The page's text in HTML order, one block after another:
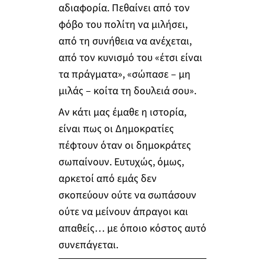
αδιαφορία. Πεθαίνει από τον
φόβο του πολίτη να μιλήσει,
από τη συνήθεια να ανέχεται,
από τον κυνισμό του «έτσι είναι
τα πράγματα», «σώπασε – μη
μιλάς – κοίτα τη δουλειά σου».
Αν κάτι μας έμαθε η ιστορία,
είναι πως οι Δημοκρατίες
πέφτουν όταν οι δημοκράτες
σωπαίνουν. Ευτυχώς, όμως,
αρκετοί από εμάς δεν
σκοπεύουν ούτε να σωπάσουν
ούτε να μείνουν άπραγοι και
απαθείς… με όποιο κόστος αυτό
συνεπάγεται.